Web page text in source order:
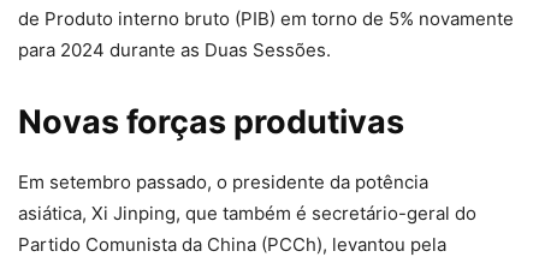
de Produto interno bruto (PIB) em torno de 5% novamente
para 2024 durante as Duas Sessões.
Novas forças produtivas
Em setembro passado, o presidente da potência
asiática, Xi Jinping, que também é secretário-geral do
Partido Comunista da China (PCCh), levantou pela